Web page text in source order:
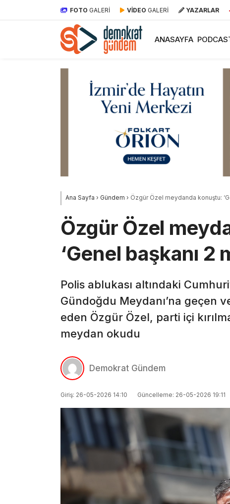
FOTO GALERİ VİDEO GALERİ YAZARLAR
ANASAYFA
Ana Sayfa › Gündem › Özgür Özel meydanda konuştu:
Özgür Özel
‘Genel başkanı 2
Polis ablukası altındaki
Gündoğdu Meydanı’na geçen
eden Özgür Özel, parti içi
meydan okudu
Demokrat Gündem
Giriş: 26-05-2026 14:10 Güncelleme: 26-05-2026 19:11